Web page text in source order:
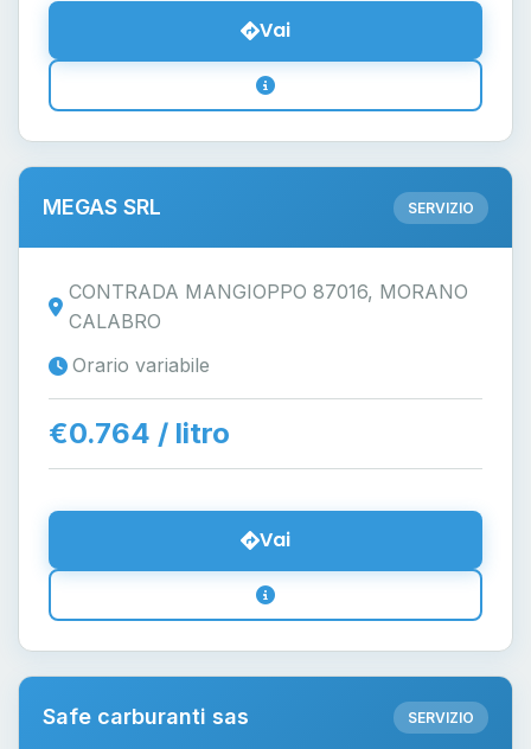
Vai
MEGAS SRL SERVIZIO
CONTRADA MANGIOPPO 87016, MORANO
CALABRO
Orario variabile
€0.764 / litro
Vai
Safe carburanti sas SERVIZIO